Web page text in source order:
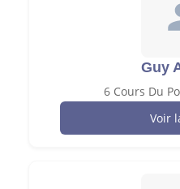
Guy
6 Cours Du
Voir